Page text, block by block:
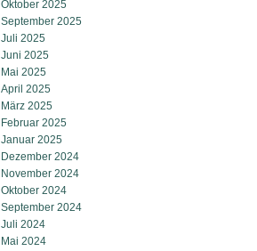
Oktober 2025
September 2025
Juli 2025
Juni 2025
Mai 2025
April 2025
März 2025
Februar 2025
Januar 2025
Dezember 2024
November 2024
Oktober 2024
September 2024
Juli 2024
Mai 2024